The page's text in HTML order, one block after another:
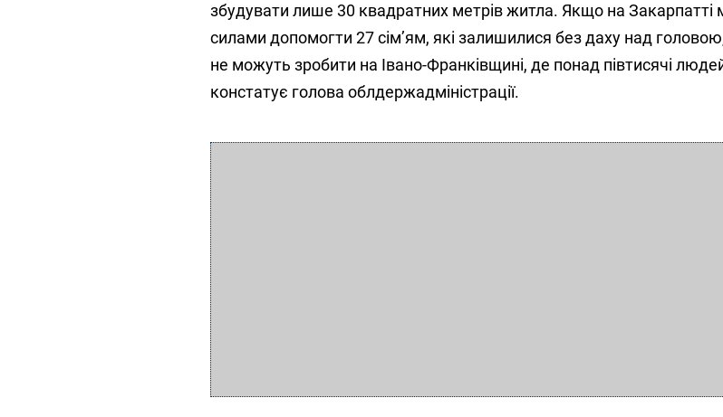
збудувати лише 30 квадратних метрів житла. Якщо на
силами допомогти 27 сім’ям, які залишилися без даху над
не можуть зробити на Івано-Франківщині, де понад півтисячі
констатує голова облдержадміністрації.